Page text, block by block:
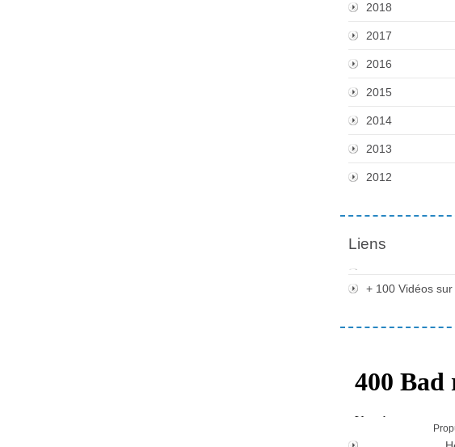
2018
2017
2016
2015
2014
2013
2012
Liens
+ 100 Vidéos